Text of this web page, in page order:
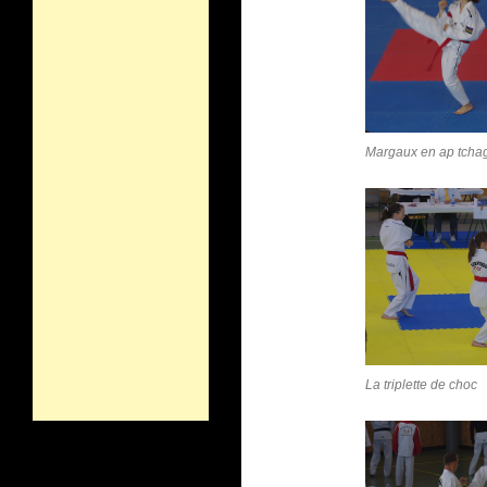
Margaux en ap
La triplette de choc